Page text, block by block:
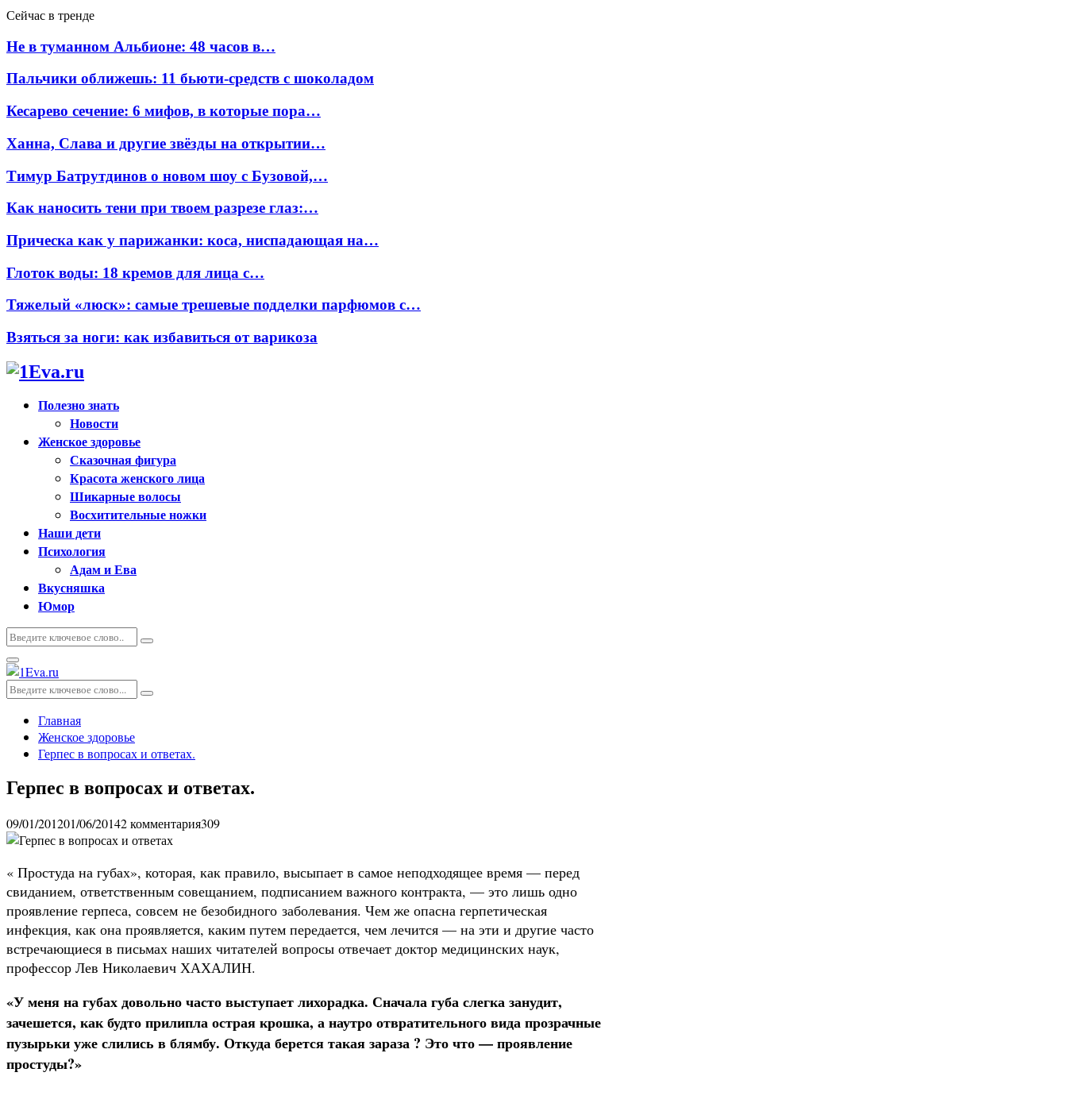
Сейчас в тренде
Не в туманном Альбионе: 48 часов в…
Пальчики оближешь: 11 бьюти-средств с шоколадом
Кесарево сечение: 6 мифов, в которые пора…
Ханна, Слава и другие звёзды на открытии…
Тимур Батрутдинов о новом шоу с Бузовой,…
Как наносить тени при твоем разрезе глаз:…
Прическа как у парижанки: коса, ниспадающая на…
Глоток воды: 18 кремов для лица с…
Тяжелый «люск»: самые трешевые подделки парфюмов с…
Взяться за ноги: как избавиться от варикоза
Полезно знать
Новости
Женское здоровье
Сказочная фигура
Красота женского лица
Шикарные волосы
Восхитительные ножки
Наши дети
Психология
Адам и Ева
Вкусняшка
Юмор
Искать:
Поиск
Основное
меню
Искать:
Поиск
Главная
Женское здоровье
Герпес в вопросах и ответах.
Герпес в вопросах и ответах.
09/01/201201/06/20142 комментария309
« Простуда на губах», которая, как правило, высы­пает в самое неподходящее время — перед
свиданием, ответственным совещанием, подписанием важ­ного контракта, — это лишь одно
проявление герпе­са, совсем не безобидного заболевания. Чем же опас­на герпетическая
инфекция, как она проявляется, ка­ким путем передается, чем лечится — на эти и другие часто
встречающиеся в письмах наших читателей во­просы отвечает доктор медицинских наук,
профес­сор Лев Николаевич ХАХАЛИН.
«У меня на губах довольно часто выступает лихорадка. Сначала губа слегка занудит,
зачешется, как будто прилипла острая крошка, а наутро отвратительного вида прозрачные
пузырьки уже слились в блямбу. Откуда берется такая зараза ? Это что — проявление
простуды?»